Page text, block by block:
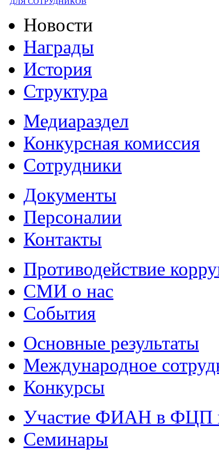
Новости
Награды
История
Структура
Медиараздел
Конкурсная комиссия
Сотрудники
Документы
Персоналии
Контакты
Противодействие
СМИ о нас
События
Основные результаты
Международное
Конкурсы
Участие ФИАН в ФЦП
Семинары